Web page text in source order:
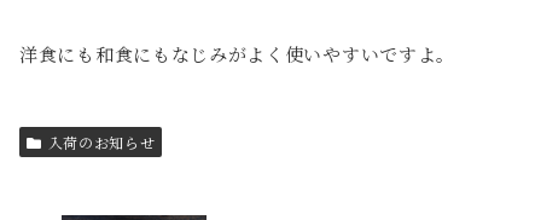
洋食にも和食にもなじみがよく使いやすいですよ。
入荷のお知らせ